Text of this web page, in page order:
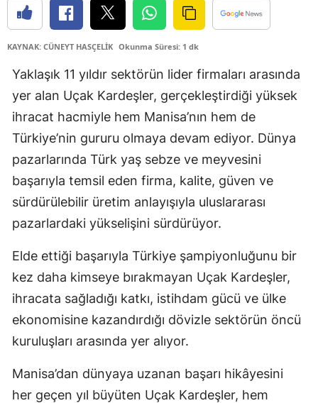
KAYNAK: CÜNEYT HASÇELİK Okunma Süresi: 1 dk
Yaklaşık 11 yıldır sektörün lider firmaları arasında
yer alan Uçak Kardeşler, gerçekleştirdiği yüksek
ihracat hacmiyle hem Manisa’nın hem de
Türkiye’nin gururu olmaya devam ediyor. Dünya
pazarlarında Türk yaş sebze ve meyvesini
başarıyla temsil eden firma, kalite, güven ve
sürdürülebilir üretim anlayışıyla uluslararası
pazarlardaki yükselişini sürdürüyor.
Elde ettiği başarıyla Türkiye şampiyonluğunu bir
kez daha kimseye bırakmayan Uçak Kardeşler,
ihracata sağladığı katkı, istihdam gücü ve ülke
ekonomisine kazandırdığı dövizle sektörün öncü
kuruluşları arasında yer alıyor.
Manisa’dan dünyaya uzanan başarı hikâyesini
her geçen yıl büyüten Uçak Kardeşler, hem